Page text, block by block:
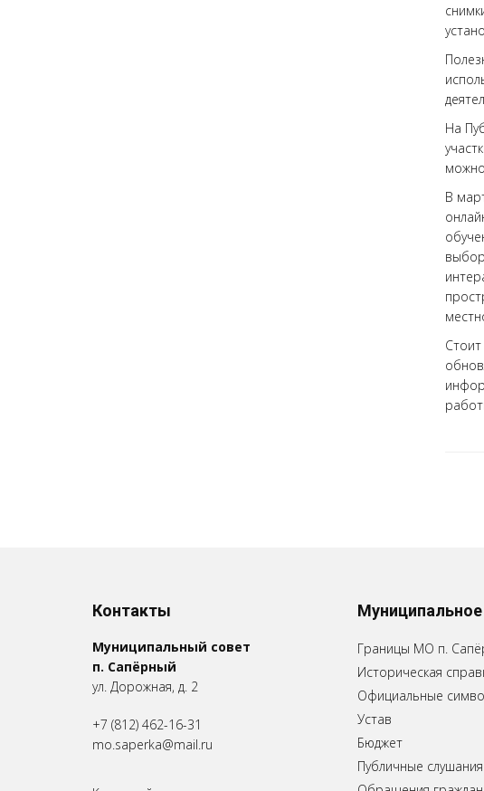
На
В
Контакты
Муниципальный совет
п. Сапёрный
ул. Дорожная, д. 2
+7 (812) 462-16-31
mo.saperka@mail.ru
Границы МО п.
Историческая
Официальные
Устав
Бюджет
Публичные слушания